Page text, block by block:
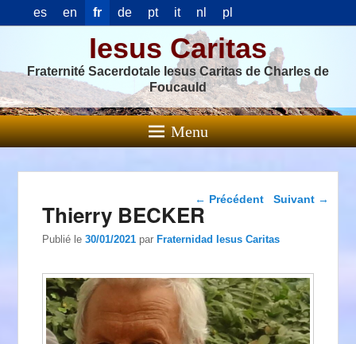
es en fr de pt it nl pl
Iesus Caritas
Fraternité Sacerdotale Iesus Caritas de Charles de
Foucauld
Menu
Navigation dans les
← Précédent Suivant →
Thierry BECKER
Publié le30/01/2021 parFraternidad Iesus Caritas